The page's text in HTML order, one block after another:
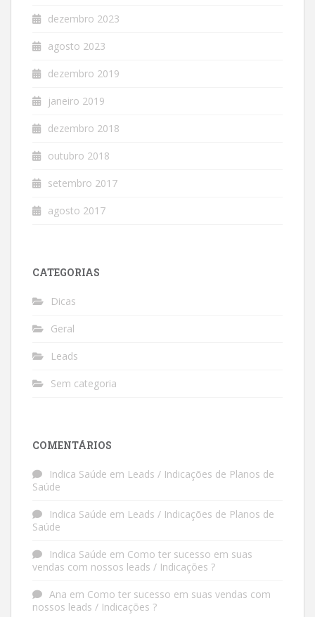
dezembro 2023
agosto 2023
dezembro 2019
janeiro 2019
dezembro 2018
outubro 2018
setembro 2017
agosto 2017
CATEGORIAS
Dicas
Geral
Leads
Sem categoria
COMENTÁRIOS
Indica Saúde em Leads / Indicações de Planos de
Saúde
Indica Saúde em Leads / Indicações de Planos de
Saúde
Indica Saúde em Como ter sucesso em suas
vendas com nossos leads / Indicações ?
Ana em Como ter sucesso em suas vendas com
nossos leads / Indicações ?